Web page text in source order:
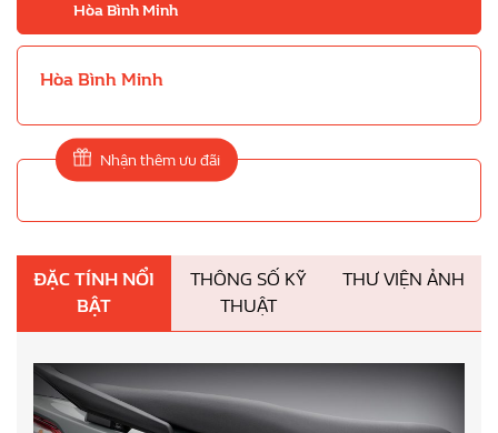
Hòa Bình Minh
Hòa Bình Minh
Nhận thêm ưu đãi
ĐẶC TÍNH NỔI
BẬT
THÔNG SỐ KỸ
THUẬT
THƯ VIỆN ẢNH